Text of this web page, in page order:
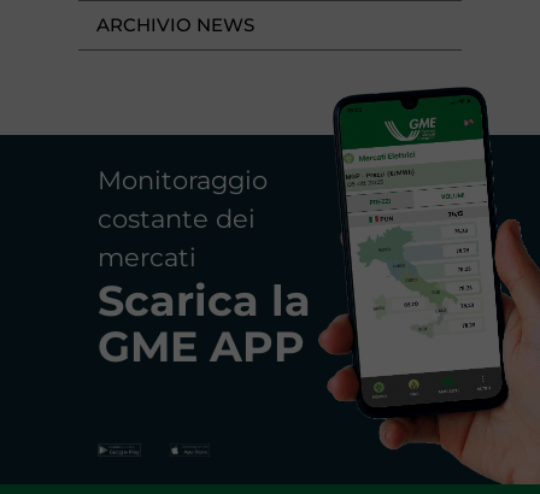
ARCHIVIO NEWS
Monitoraggio
costante dei
mercati
Scarica la
GME APP